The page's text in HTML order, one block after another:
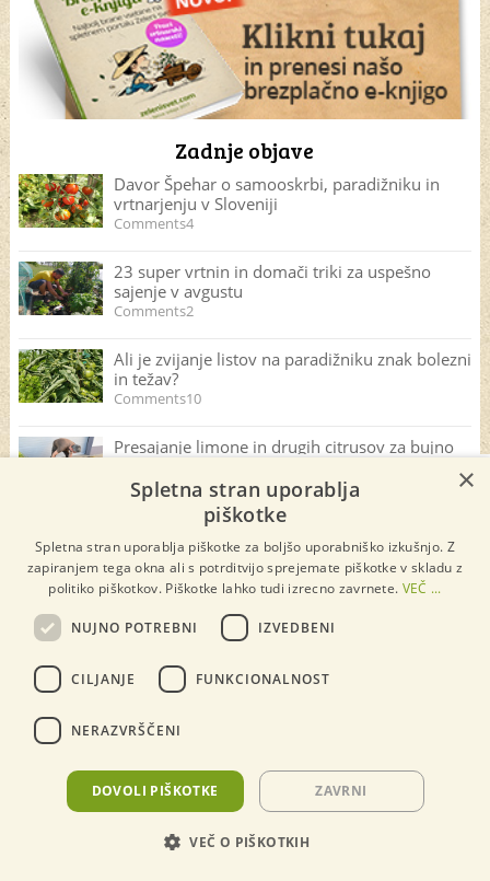
Zadnje objave
Davor Špehar o samooskrbi, paradižniku in
vrtnarjenju v Sloveniji
Comments4
23 super vrtnin in domači triki za uspešno
sajenje v avgustu
Comments2
Ali je zvijanje listov na paradižniku znak bolezni
in težav?
Comments10
Presajanje limone in drugih citrusov za bujno
Comments4
mesecu avgustu
Rastline za zeleno gnojenje ustavijo tudi
škodljivce in plevel
paradižnik, krompir in trto?
Comments12
Zakaj fižol nima pridelka in glavni vzrok za
odpadanje cvetov?
×
×
Spletna stran uporablja
piškotke
Spletna stran uporablja piškotke za boljšo uporabniško izkušnjo. Z
zapiranjem tega okna ali s potrditvijo sprejemate piškotke v skladu z
politiko piškotkov. Piškotke lahko tudi izrecno zavrnete. VEČ ...
NUJNO POTREBNI IZVEDBENI
CILJANJE FUNKCIONALNOST
NERAZVRŠČENI
DOVOLI PIŠKOTKE ZAVRNI
VEČ O PIŠKOTKIH